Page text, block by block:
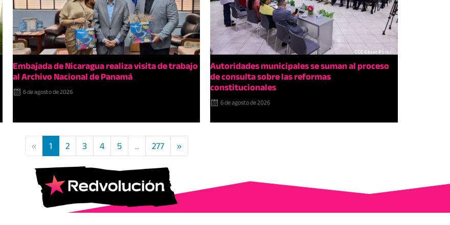
Embajada de Nicaragua realiza visita de trabajo
al Archivo Nacional de Panamá
6 de agosto de 2026
Autoridades municipales se suman al proceso
de consulta sobre las reformas
constitucionales
6 de agosto de 2026
« 1 2 3 4 5 ... 277 »